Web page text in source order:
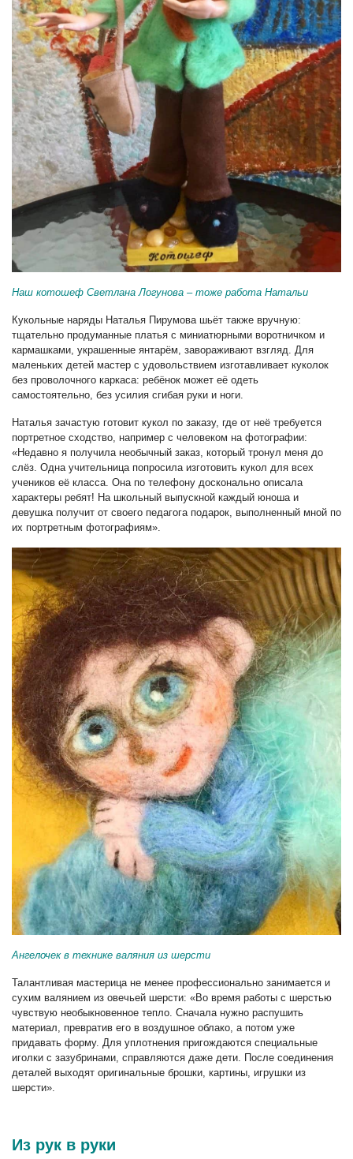
Наш котошеф Светлана Логунова – тоже работа Натальи
Кукольные наряды Наталья Пирумова шьёт также вручную:
тщательно продуманные платья с миниатюрными воротничком и
кармашками, украшенные янтарём, завораживают взгляд. Для
маленьких детей мастер с удовольствием изготавливает куколок
без проволочного каркаса: ребёнок может её одеть
самостоятельно, без усилия сгибая руки и ноги.
Наталья зачастую готовит кукол по заказу, где от неё требуется
портретное сходство, например с человеком на фотографии:
«Недавно я получила необычный заказ, который тронул меня до
слёз. Одна учительница попросила изготовить кукол для всех
учеников её класса. Она по телефону досконально описала
характеры ребят! На школьный выпускной каждый юноша и
девушка получит от своего педагога подарок, выполненный мной по
их портретным фотографиям».
Ангелочек в технике валяния из шерсти
Талантливая мастерица не менее профессионально занимается и
сухим валянием из овечьей шерсти: «Во время работы с шерстью
чувствую необыкновенное тепло. Сначала нужно распушить
материал, превратив его в воздушное облако, а потом уже
придавать форму. Для уплотнения пригождаются специальные
иголки с зазубринами, справляются даже дети. После соединения
деталей выходят оригинальные брошки, картины, игрушки из
шерсти».
Из рук в руки